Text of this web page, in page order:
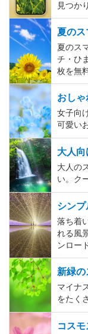
見つか
夏のス
夏のス
チ・ひ
枚を無
おし
女子向
可愛い
大人
大人の
い。ク
シンプ
落ち着
れる風
ンロー
新緑
マイナ
をたく
コス